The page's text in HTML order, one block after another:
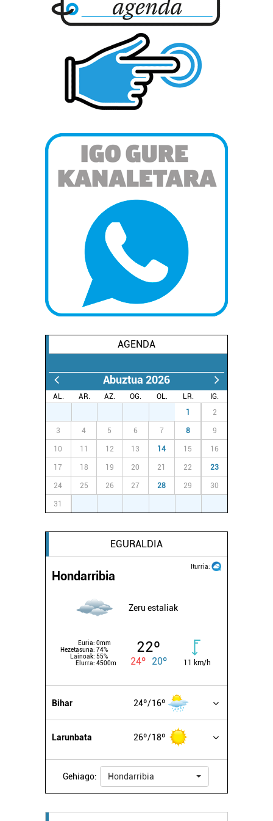
AGENDA
Abuztua 2026
AL. AR. AZ. OG. OL. LR.
IG.
1 2
3 4 5 6 7 8 9
10 11 12 13 14 15 16
17 18 19 20 21 22 23
24 25 26 27 28 29 30
31
EGURALDIA
Iturria:
Hondarribia
Zeru estaliak
Euria: 0mm
Hezetasuna: 74%
Lainoak: 55%
Elurra: 4500m
22º
24º 20º 11 km/h
Bihar 24º 16º
Larunbata 26º 18º
Gehiago: Hondarribia